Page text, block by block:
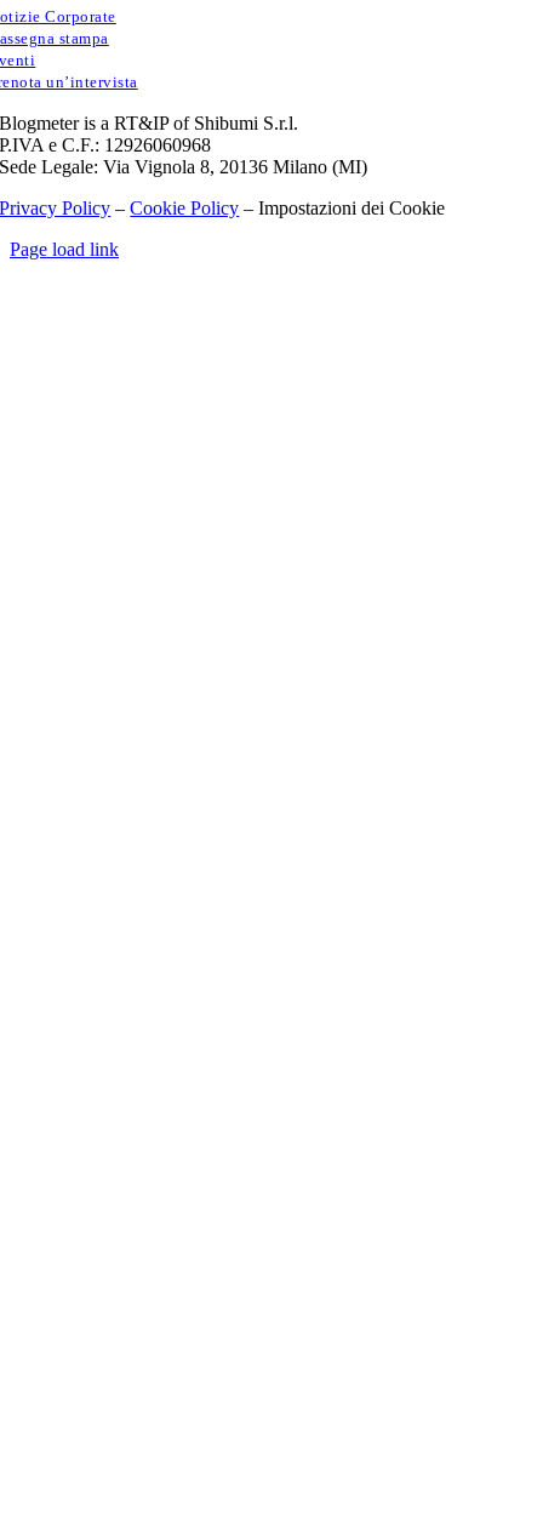
Corporate
stampa
un’intervista
Blogmeter is a RT&IP of Shibumi S.r.l.
P.IVA e C.F.: 12926060968
Sede Legale: Via Vignola 8, 20136 Milano (MI)
Privacy Policy –Cookie Policy –Impostazioni dei Cookie
Page load link